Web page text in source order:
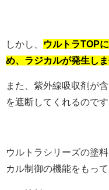
しかし、
ウルトラTOP
め、ラジカルが発生しま
また、紫外線吸収剤が
を遮断してくれるのです
ウルトラシリーズの塗
カル制御の機能をもって